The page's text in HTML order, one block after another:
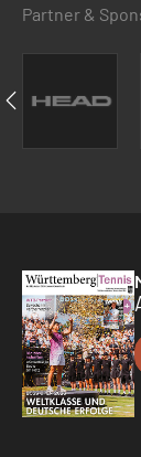
Partner &